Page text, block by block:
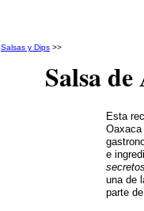
Salsas y Dips >>
Salsa
Esta
e
una de
parte